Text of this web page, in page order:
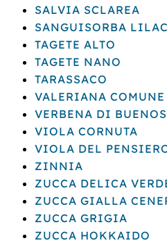
SALVIA SCLAREA
SANGUISORBA
TAGETE ALTO
TAGETE NANO
TARASSACO
VALERIANA COMUNE
VERBENA DI
VIOLA CORNUTA
VIOLA DEL
ZINNIA
ZUCCA DELICA
ZUCCA GIALLA
ZUCCA GRIGIA
ZUCCA HOKKAIDO